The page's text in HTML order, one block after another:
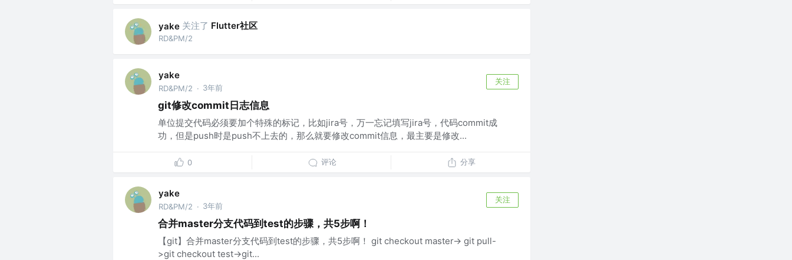
yake 关注了 Flutter社区
RD&PM/2
yake
RD&PM/2 · 3年前
关注
git修改commit日志信息
单位提交代码必须要加个特殊的标记，比如jira号，万一忘记填写jira号，代码commit成
功，但是push时是push不上去的，那么就要修改commit信息，最主要是修改...
0 评论 分享
yake
RD&PM/2 · 3年前
关注
合并master分支代码到test的步骤，共5步啊！
【git】合并master分支代码到test的步骤，共5步啊！ git checkout master-> git pull-
>git checkout test->git...